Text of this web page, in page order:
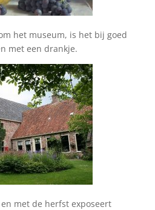
het museum, is het bij goed
met een drankje.
met de herfst exposeert